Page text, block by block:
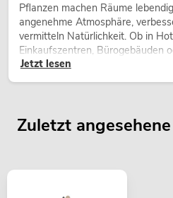
Pflanzen machen Räume
angenehme Atmosphäre,
vermitteln Natürlichkeit. Ob in
Einkaufszentren, Bürogebäuden
hochwertige Begrünung gehört
Raumkonzept.
Jetzt lesen
Zuletzt